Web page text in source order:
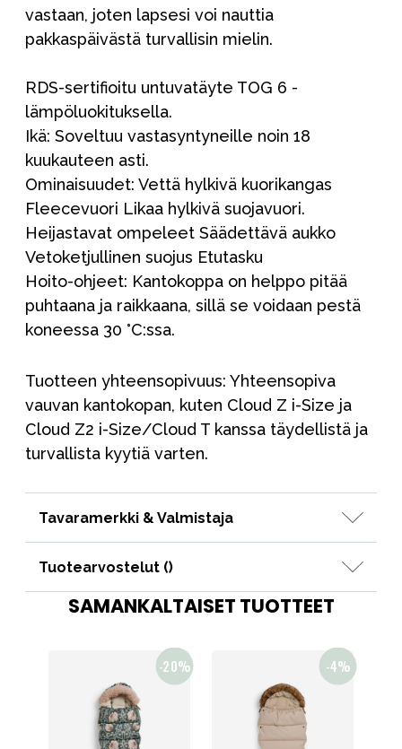
vastaan, joten lapsesi voi nauttia
pakkaspäivästä turvallisin mielin.
RDS-sertifioitu untuvatäyte TOG 6 -
lämpöluokituksella.
Ikä: Soveltuu vastasyntyneille noin 18
kuukauteen asti.
Ominaisuudet: Vettä hylkivä kuorikangas
Fleecevuori Likaa hylkivä suojavuori.
Heijastavat ompeleet Säädettävä aukko
Vetoketjullinen suojus Etutasku
Hoito-ohjeet: Kantokoppa on helppo pitää
puhtaana ja raikkaana, sillä se voidaan pestä
koneessa 30 °C:ssa.
Tuotteen yhteensopivuus: Yhteensopiva
vauvan kantokopan, kuten Cloud Z i-Size ja
Cloud Z2 i-Size/Cloud T kanssa täydellistä ja
turvallista kyytiä varten.
Tavaramerkki & Valmistaja
Tuotearvostelut ()
SAMANKALTAISET TUOTTEET